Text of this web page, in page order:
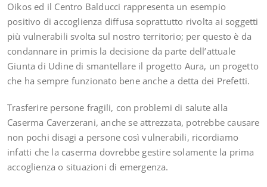
Oikos ed il Centro Balducci rappresenta un esempio
positivo di accoglienza diffusa soprattutto rivolta ai soggetti
più vulnerabili svolta sul nostro territorio; per questo è da
condannare in primis la decisione da parte dell’attuale
Giunta di Udine di smantellare il progetto Aura, un progetto
che ha sempre funzionato bene anche a detta dei Prefetti.
Trasferire persone fragili, con problemi di salute alla
Caserma Caverzerani, anche se attrezzata, potrebbe causare
non pochi disagi a persone così vulnerabili, ricordiamo
infatti che la caserma dovrebbe gestire solamente la prima
accoglienza o situazioni di emergenza.